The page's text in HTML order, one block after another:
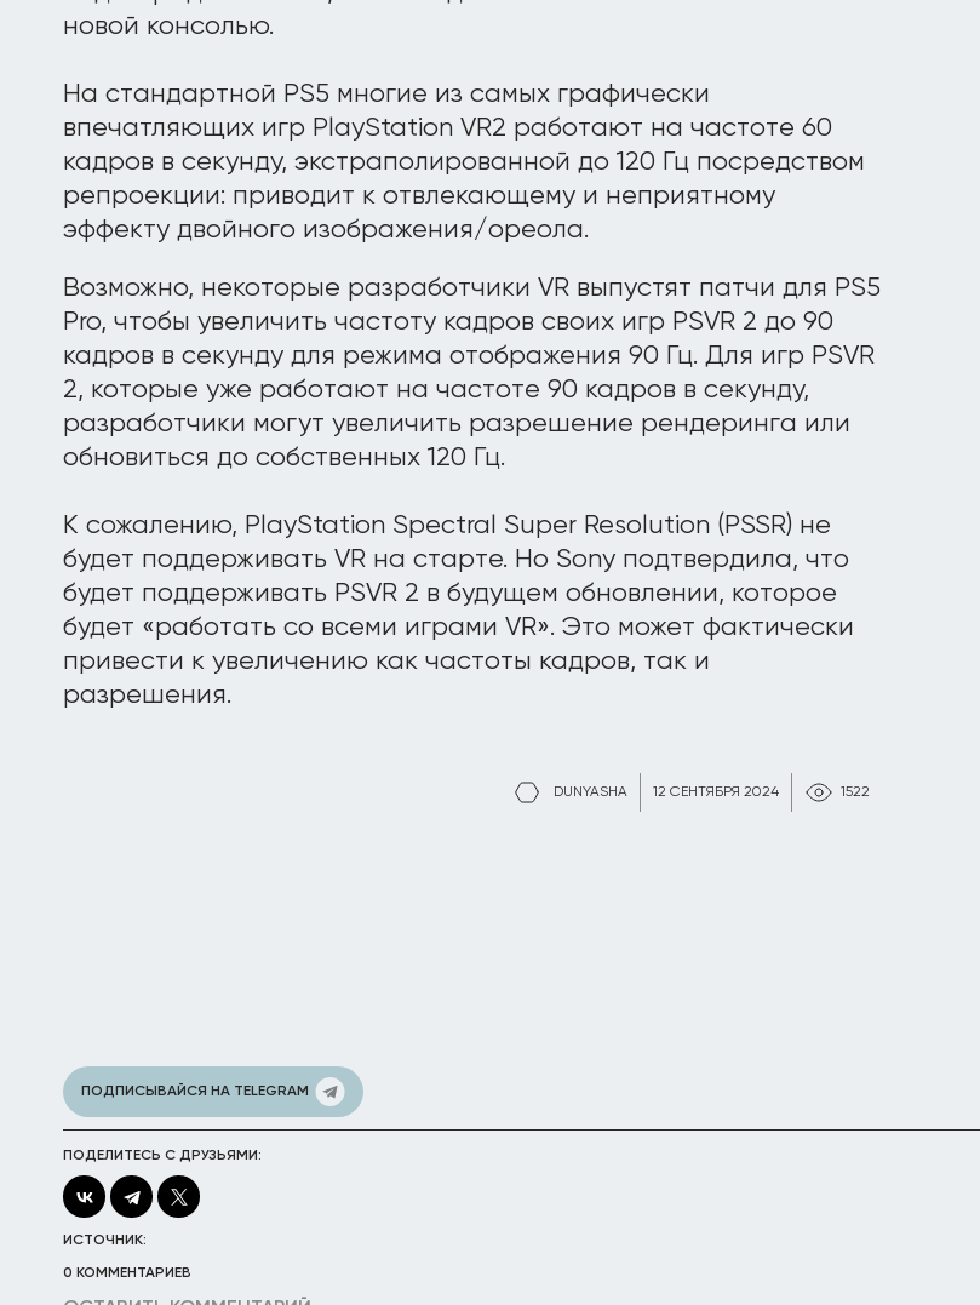
DUNYASHA 12 СЕНТЯБРЯ 2024 1522
новой консолью.
На стандартной PS5 многие из самых графически
впечатляющих игр PlayStation VR2 работают на частоте 60
кадров в секунду, экстраполированной до 120 Гц посредством
репроекции: приводит к отвлекающему и неприятному
эффекту двойного изображения/ореола.
Возможно, некоторые разработчики VR выпустят патчи для PS5
Pro, чтобы увеличить частоту кадров своих игр PSVR 2 до 90
кадров в секунду для режима отображения 90 Гц. Для игр PSVR
2, которые уже работают на частоте 90 кадров в секунду,
разработчики могут увеличить разрешение рендеринга или
обновиться до собственных 120 Гц.
К сожалению, PlayStation Spectral Super Resolution (PSSR) не
будет поддерживать VR на старте. Но Sony подтвердила, что
будет поддерживать PSVR 2 в будущем обновлении, которое
будет «работать со всеми играми VR». Это может фактически
привести к увеличению как частоты кадров, так и
разрешения.
ПОДПИСЫВАЙСЯ НА TELEGRAM
ПОДЕЛИТЕСЬ С ДРУЗЬЯМИ:
ИСТОЧНИК:
0 КОММЕНТАРИЕВ